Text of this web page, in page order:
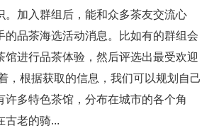
。加入群组后，能和众多茶友交流心
的品茶海选活动消息。比如有的群组会
馆进行品茶体验，然后评选出最受欢迎
，根据获取的信息，我们可以规划自己
许多特色茶馆，分布在城市的各个角
古老的骑...